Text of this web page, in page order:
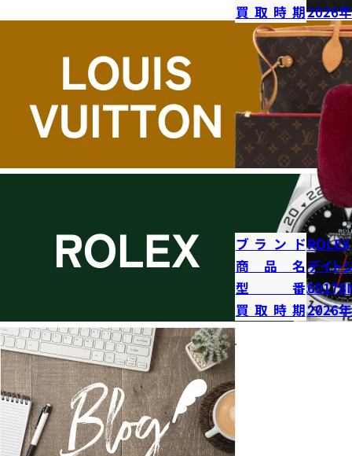
買取時期2026
ブランドROLEX
商品名デイト
型番
買取時期2026